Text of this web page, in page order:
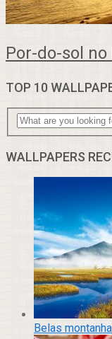
Por-do-sol no
TOP 10
WALLPAPERS
Belas